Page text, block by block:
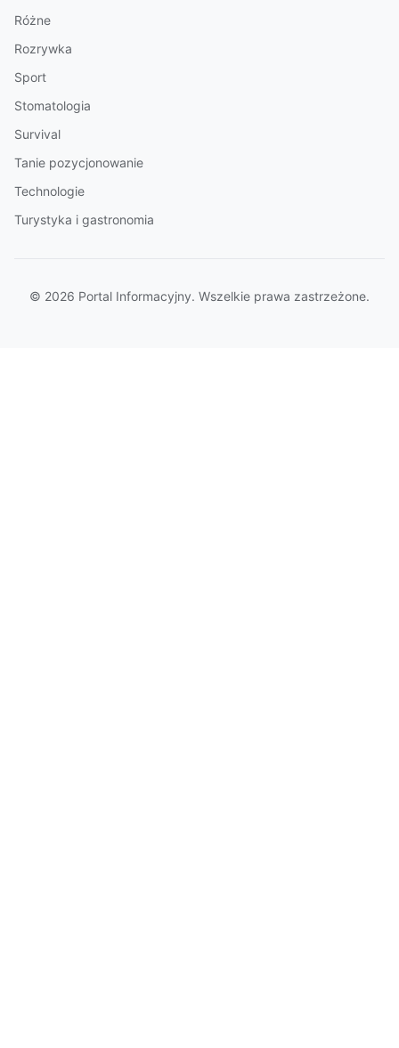
Różne
Rozrywka
Sport
Stomatologia
Survival
Tanie pozycjonowanie
Technologie
Turystyka i gastronomia
© 2026 Portal Informacyjny. Wszelkie prawa zastrzeżone.